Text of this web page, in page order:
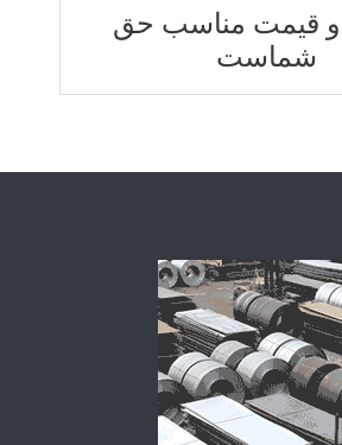
و قیمت مناسب حق
شماست